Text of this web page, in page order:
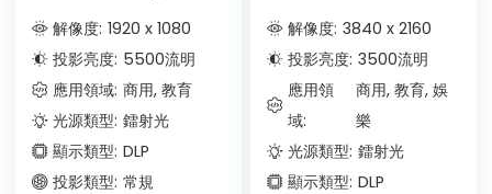
解像度: 1920 x 1080
投影亮度: 5500流明
應用領域: 商用, 教育
光源類型: 鐳射光
顯示類型: DLP
投影類型: 常規
解像度: 3840 x 2160
投影亮度: 3500流明
應用領
域:
商用, 教育, 娛
樂
光源類型: 鐳射光
顯示類型: DLP